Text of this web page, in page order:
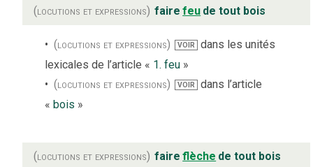
(locutions et expressions) faire feu de tout bois
(locutions et expressions) VOIR
dans les unités
lexicales de l’article « 1. feu »
(locutions et expressions)
VOIR
dans l’article
« bois »
(locutions et expressions) faire flèche de tout bois